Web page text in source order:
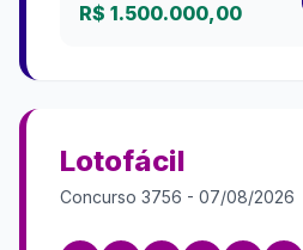
R$ 1.500.000,00
Lotofácil
Concurso 3756 - 07/08/2026